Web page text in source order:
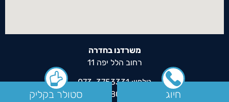
משרדנו בחדרה
רחוב הלל יפה 11
טלפון: 073-3753331
חיוג סטולר בקליק